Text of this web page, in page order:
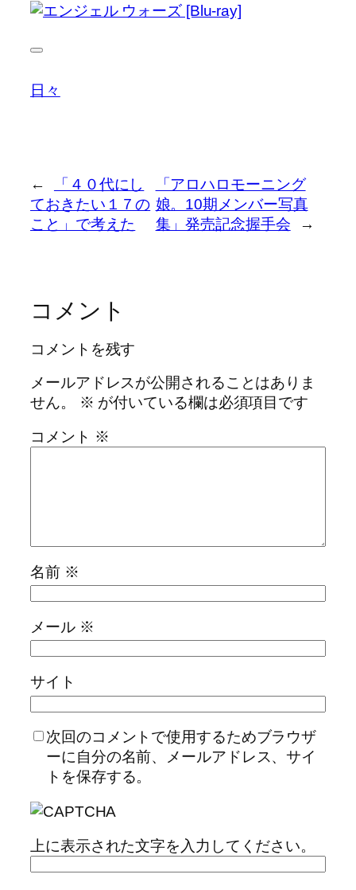
日々
←
「４０代にし
ておきたい１７の
こと」で考えた
「アロハロモーニング
娘。10期メンバー写真
集」発売記念握手会
→
コメント
コメントを残す
メールアドレスが公開されることはありま
せん。
※ が付いている欄は必須項目です
コメント ※
名前 ※
メール ※
サイト
次回のコメントで使用するためブラウザ
ーに自分の名前、メールアドレス、サイ
トを保存する。
上に表示された文字を入力してください。